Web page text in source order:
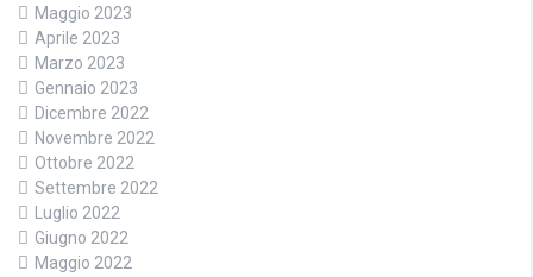
Maggio 2023
Aprile 2023
Marzo 2023
Gennaio 2023
Dicembre 2022
Novembre 2022
Ottobre 2022
Settembre 2022
Luglio 2022
Giugno 2022
Maggio 2022